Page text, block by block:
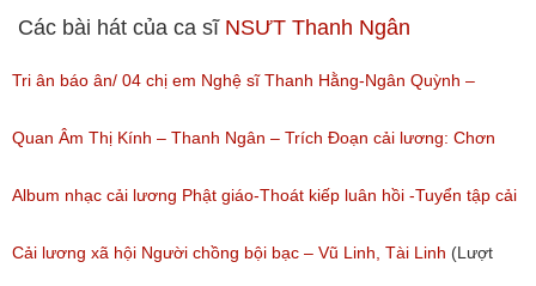
Các bài hát của ca sĩ NSƯT Thanh Ngân
Tri ân báo ân/ 04 chị em Nghệ sĩ Thanh Hằng-Ngân Quỳnh –
Thanh Ngọc – NSƯT Thanh Ngân
(Lượt nghe: 527)
Quan Âm Thị Kính – Thanh Ngân – Trích Đoạn cải lương: Chơn
Tâm 6
(Lượt nghe: 622)
Album nhạc cải lương Phật giáo-Thoát kiếp luân hồi -Tuyển tập cải
lương NSUT Thanh Ngân hay nhất
Cải lương xã hội Người chồng bội bạc – Vũ Linh, Tài Linh (Lượt